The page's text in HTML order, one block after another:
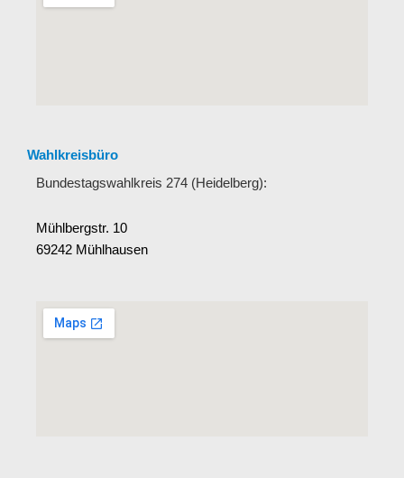
Wahlkreisbüro
Bundestagswahlkreis 274 (Heidelberg):
Mühlbergstr. 10
69242 Mühlhausen